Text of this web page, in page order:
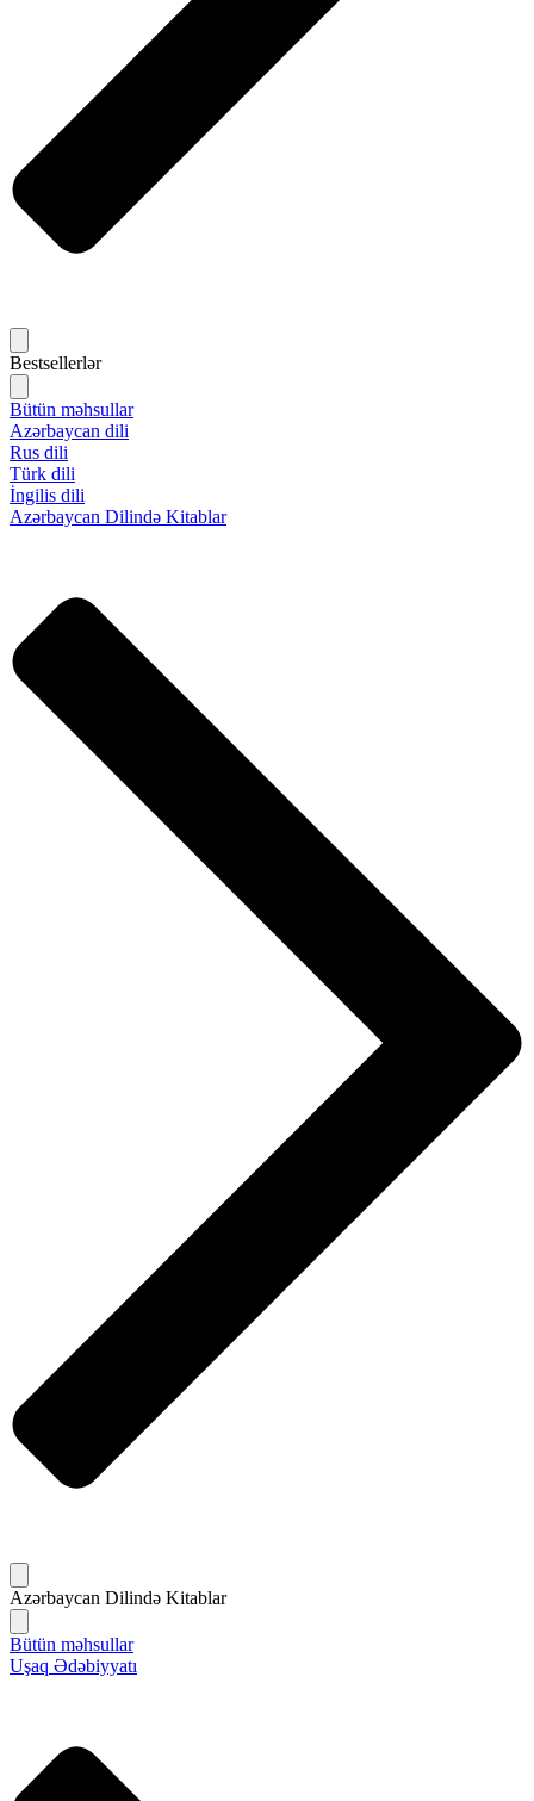
Bestsellerlər
Bütün məhsullar
Azərbaycan dili
Rus dili
Türk dili
İngilis dili
Azərbaycan Dilində Kitablar
Azərbaycan Dilində Kitablar
Bütün məhsullar
Uşaq Ədəbiyyatı